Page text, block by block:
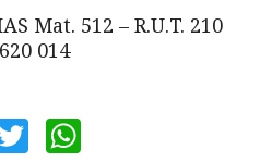
Mat. 512 – R.U.T. 210
014
Twitter